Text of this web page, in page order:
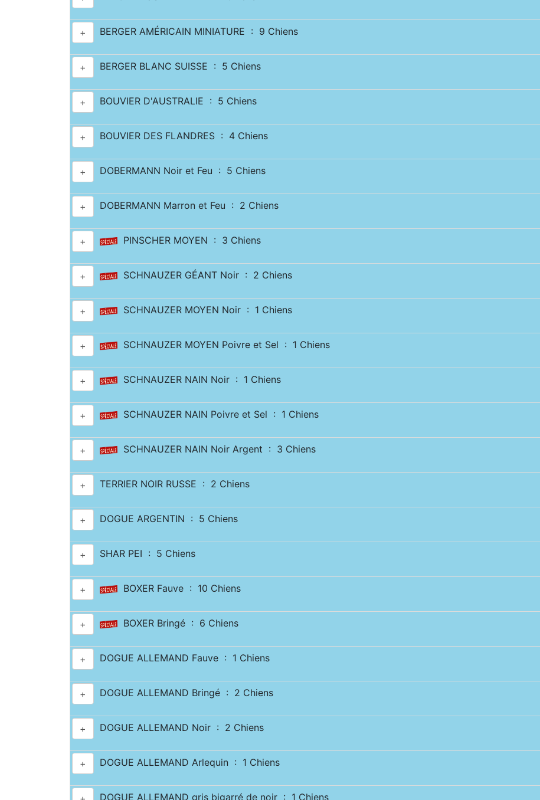
+ BERGER AMÉRICAIN MINIATURE : 9 Chiens
+ BERGER BLANC SUISSE : 5 Chiens
+ BOUVIER D'AUSTRALIE : 5 Chiens
+ BOUVIER DES FLANDRES : 4 Chiens
+ DOBERMANN Noir et Feu : 5 Chiens
+ DOBERMANN Marron et Feu : 2 Chiens
+ PINSCHER MOYEN : 3 Chiens
+ SCHNAUZER GÉANT Noir : 2 Chiens
+ SCHNAUZER MOYEN Noir : 1 Chiens
+ SCHNAUZER MOYEN Poivre et Sel : 1 Chiens
+ SCHNAUZER NAIN Noir : 1 Chiens
+ SCHNAUZER NAIN Poivre et Sel : 1 Chiens
+ SCHNAUZER NAIN Noir Argent : 3 Chiens
+ TERRIER NOIR RUSSE : 2 Chiens
+ DOGUE ARGENTIN : 5 Chiens
+ SHAR PEI : 5 Chiens
+ BOXER Fauve : 10 Chiens
+ BOXER Bringé : 6 Chiens
+ DOGUE ALLEMAND Fauve : 1 Chiens
+ DOGUE ALLEMAND Bringé : 2 Chiens
+ DOGUE ALLEMAND Noir : 2 Chiens
+ DOGUE ALLEMAND Arlequin : 1 Chiens
DOGUE ALLEMAND gris bigarré de noir : 1 Chiens